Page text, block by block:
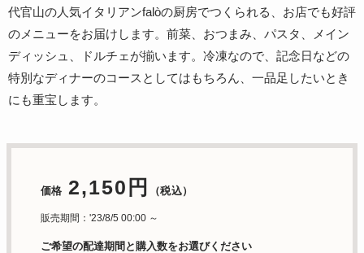
代官山の人気イタリアンfalòの厨房でつくられる、お店でも好評
のメニューをお届けします。前菜、おつまみ、パスタ、メイン
ディッシュ、ドルチェが揃います。冷凍なので、記念日などの
特別なディナーのコースとしてはもちろん、一品足したいとき
にも重宝します。
価格 2,150円 （税込）
販売期間：'23/8/5 00:00 ～
ご希望の配達期間と購入数をお選びください